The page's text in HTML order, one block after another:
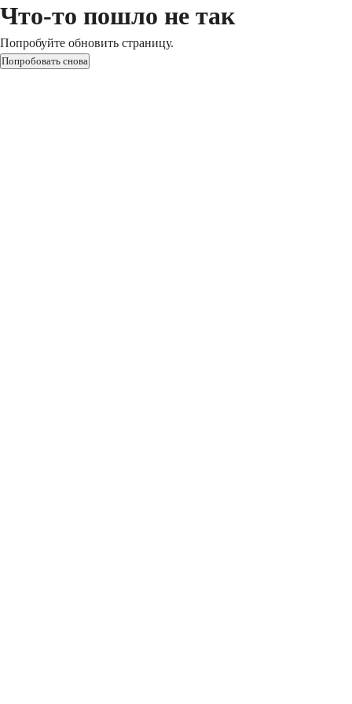
Что-то пошло не так
Попробуйте обновить страницу.
Попробовать снова